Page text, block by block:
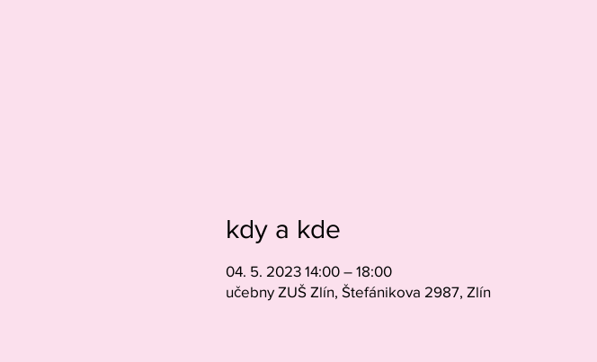
kdy a kde
04. 5. 2023 14:00 – 18:00
učebny ZUŠ Zlín, Štefánikova 2987, Zlín